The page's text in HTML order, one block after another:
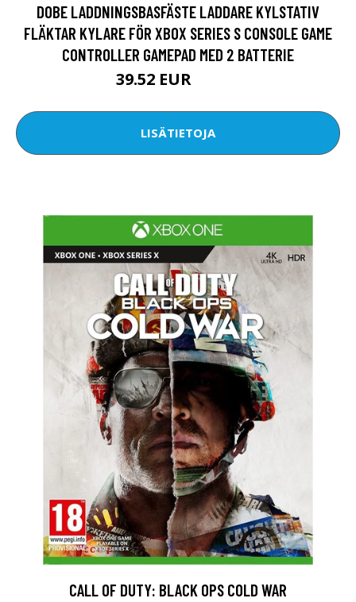
DOBE LADDNINGSBASFÄSTE LADDARE KYLSTATIV
FLÄKTAR KYLARE FÖR XBOX SERIES S CONSOLE GAME
CONTROLLER GAMEPAD MED 2 BATTERIE
39.52 EUR
LISÄTIETOJA
CALL OF DUTY: BLACK OPS COLD WAR